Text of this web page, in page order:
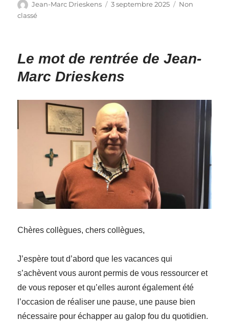
Auteur
Jean-Marc Drieskens
Publié
3 septembre 2025 Catégories
Non
classé
Le mot de rentrée de Jean-
Marc Drieskens
Chères collègues, chers collègues,
J’espère tout d’abord que les vacances qui
s’achèvent vous auront permis de vous ressourcer et
de vous reposer et qu’elles auront également été
l’occasion de réaliser une pause, une pause bien
nécessaire pour échapper au galop fou du quotidien.